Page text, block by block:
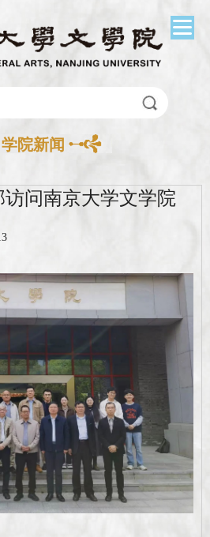
学院新闻
问南京大学文学院